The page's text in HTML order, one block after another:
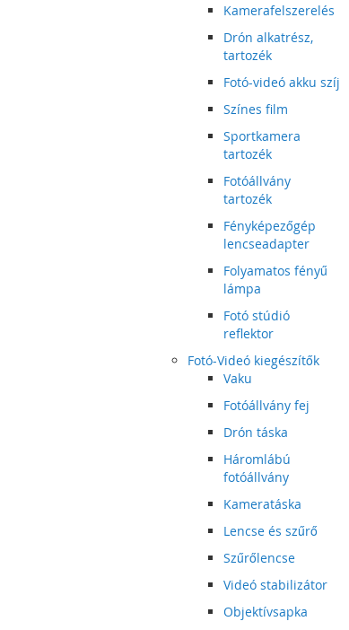
Kamerafelszerelés
Drón alkatrész,
tartozék
Fotó-videó akku szíj
Színes film
Sportkamera
tartozék
Fotóállvány
tartozék
Fényképezőgép
lencseadapter
Folyamatos fényű
lámpa
Fotó stúdió
reflektor
Fotó-Videó kiegészítők
Vaku
Fotóállvány fej
Drón táska
Háromlábú
fotóállvány
Kameratáska
Lencse és szűrő
Szűrőlencse
Videó stabilizátor
Objektívsapka